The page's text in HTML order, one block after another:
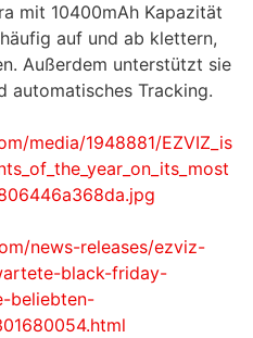
mit 10400mAh Kapazität
auf und ab klettern,
Außerdem unterstützt sie
automatisches Tracking.
media/1948881/EZVIZ_is
news-releases/ezviz-
black-friday-
beliebten-